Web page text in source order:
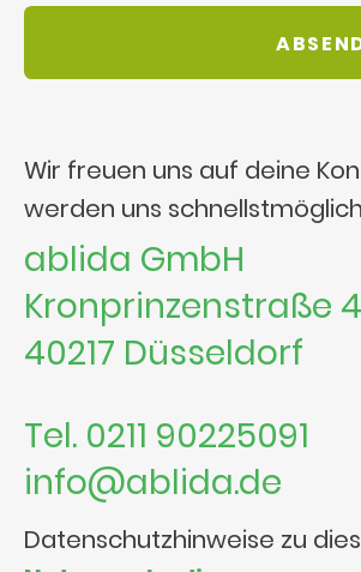
Wir freuen uns auf deine
werden uns
ablida GmbH
Kronprinzenstraße
40217 Düsseldorf
Tel. 0211 90225091
info@ablida.de
Datenschutzhinweise zu